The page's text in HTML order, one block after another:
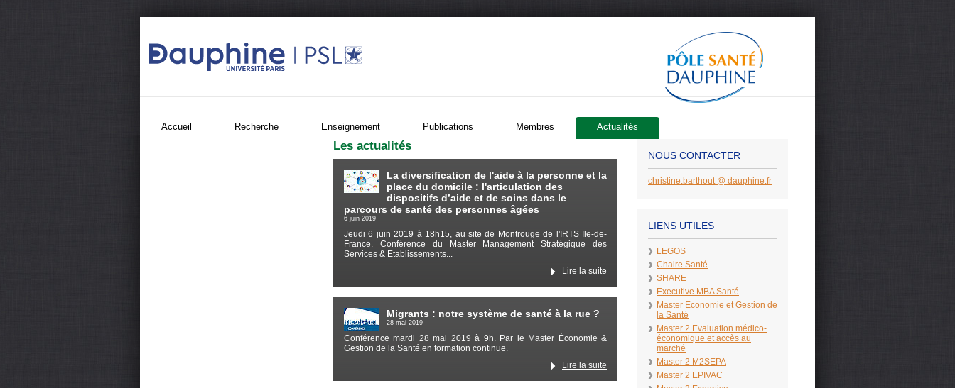
Accueil Recherche Enseignement Publications Membres Actualités
Les actualités
La diversification de l'aide à la personne et la
place du domicile : l'articulation des
dispositifs d’aide et de soins dans le
parcours de santé des personnes âgées
6 juin 2019
Jeudi 6 juin 2019 à 18h15, au site de Montrouge de l'IRTS Ile-de-
France. Conférence du Master Management Stratégique des
Services & Etablissements...
Lire la suite
Migrants : notre système de santé à la rue ?
28 mai 2019
Conférence mardi 28 mai 2019 à 9h. Par le Master Économie &
Gestion de la Santé en formation continue.
Lire la suite
NOUS CONTACTER
christine.barthout@ dauphine.fr
LIENS UTILES
LEGOS
Chaire Santé
SHARE
Executive MBA Santé
Master Economie et Gestion de
la Santé
Master 2 Evaluation médico-
économique et accès au
marché
Master 2 M2SEPA
Master 2 EPIVAC